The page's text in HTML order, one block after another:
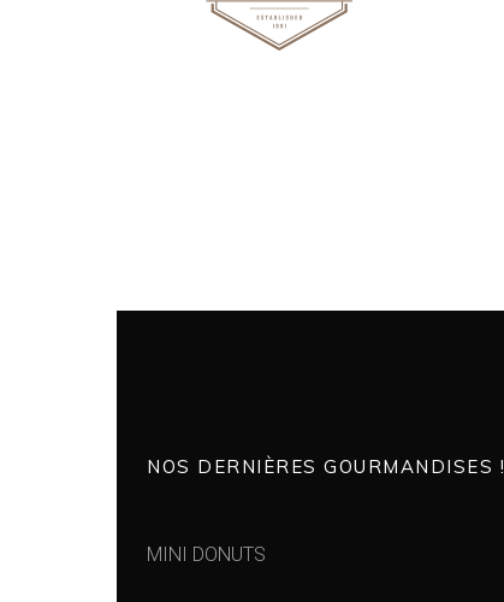
NOS DERNIÈRES GOURMANDISES !
MINI DONUTS